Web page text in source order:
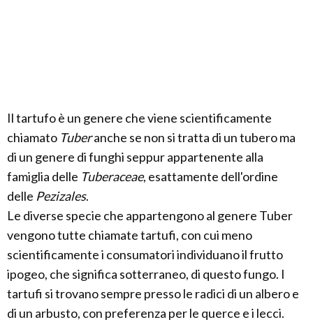
Il tartufo è un genere che viene scientificamente
chiamato Tuberanche se non si tratta di un tubero ma
di un genere di funghi seppur appartenente alla
famiglia delle Tuberaceae, esattamente dell'ordine
delle Pezizales.
Le diverse specie che appartengono al genere Tuber
vengono tutte chiamate tartufi, con cui meno
scientificamente i consumatori individuano il frutto
ipogeo, che significa sotterraneo, di questo fungo. I
tartufi si trovano sempre presso le radici di un albero e
di un arbusto, con preferenza per le querce e i lecci.